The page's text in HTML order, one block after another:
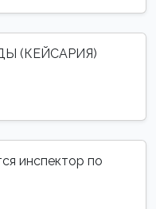
(КЕЙСАРИЯ)
инспектор по